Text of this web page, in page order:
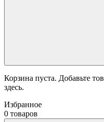
Корзина пуста. Добавьте
здесь.
Избранное
0 товаров